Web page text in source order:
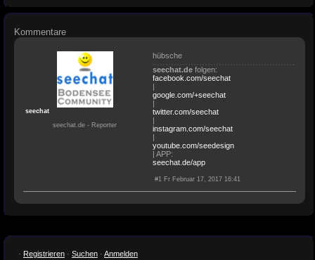
Kommentare
seechat
seechat.de - Reporter
hübsche
seechat.de folgen:
facebook.com/seechat
|
google.com/+seechat
|
twitter.com/seechat
|
instagram.com/seechat
|
youtube.com/seedesign
| APP:
seechat.de/app
#1 Fr Februar 17, 2017 16:41
· Registrieren · Suchen · Anmelden